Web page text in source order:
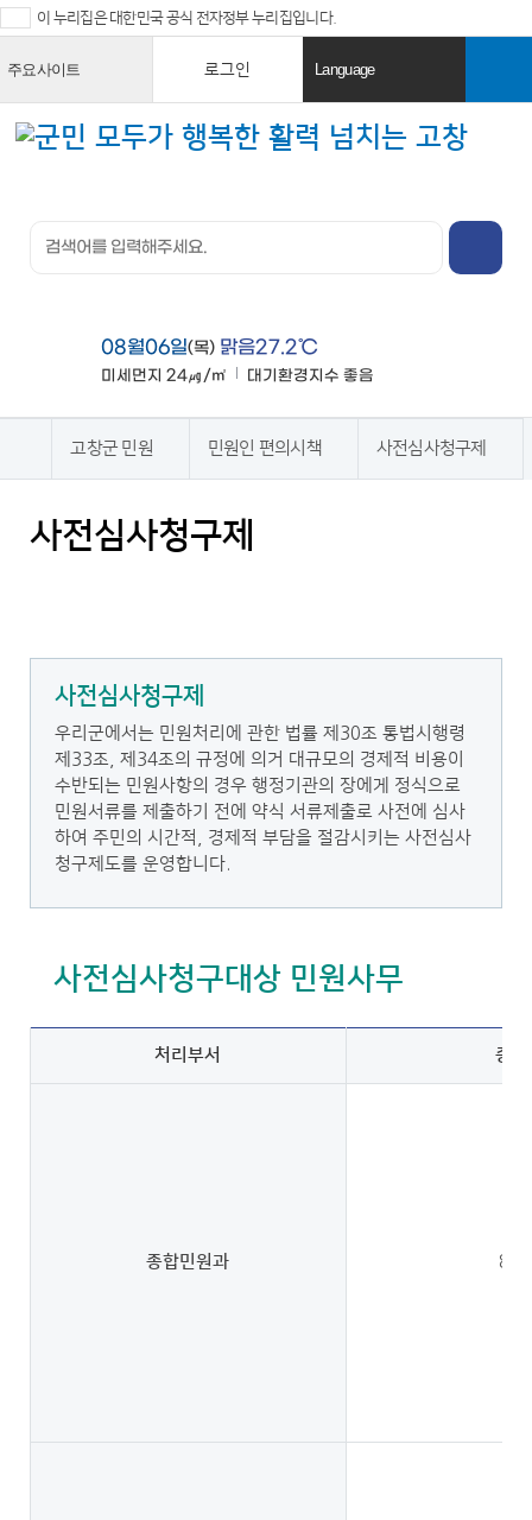
이 누리집은 대한민국 공식 전자정부 누리집입니다.
주요사이트 로그인 Language
기
08월06일(목) 맑음27.2℃
미세먼지 24㎍/㎥ 대기환경지수 좋음
열기
고창군 민원 민원인 편의시책 사전심사청구제
사전심사청구제
사전심사청구제
우리군에서는 민원처리에 관한 법률 제30조 통법시행령
제33조, 제34조의 규정에 의거 대규모의 경제적 비용이
수반되는 민원사항의 경우 행정기관의 장에게 정식으로
민원서류를 제출하기 전에 약식 서류제출로 사전에 심사
하여 주민의 시간적, 경제적 부담을 절감시키는 사전심사
청구제도를 운영합니다.
사전심사청구대상 민원사무
처리부서 종
종합민원과 8